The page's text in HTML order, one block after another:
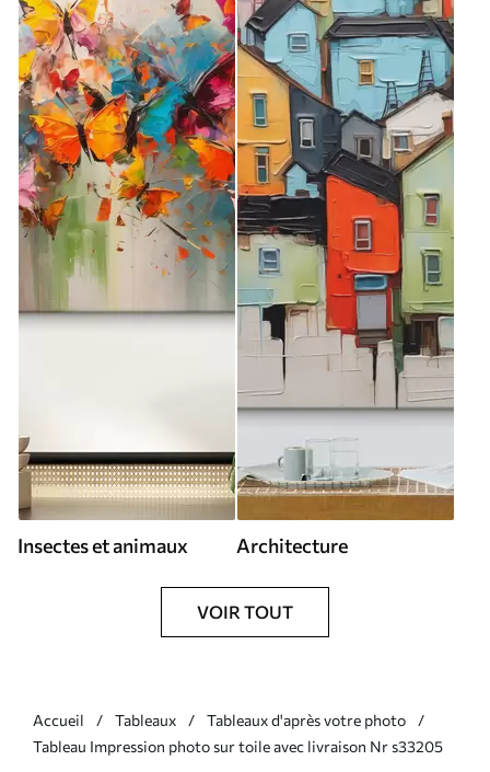
Insectes et animaux Architecture
VOIR TOUT
Accueil Tableaux
Tableaux d'après votre photo
Tableau Impression photo sur toile avec livraison Nr s33205